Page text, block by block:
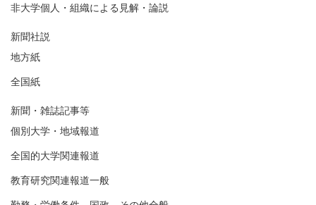
非大学個人・組織による見解・論説
新聞社説
地方紙
全国紙
新聞・雑誌記事等
個別大学・地域報道
全国的大学関連報道
教育研究関連報道一般